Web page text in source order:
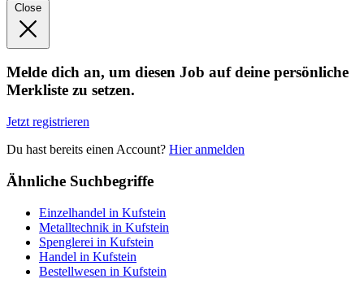
Close
Melde dich an, um diesen Job auf deine persönliche
Merkliste zu setzen.
Jetzt registrieren
Du hast bereits einen Account? Hier anmelden
Ähnliche Suchbegriffe
Einzelhandel in Kufstein
Metalltechnik in Kufstein
Spenglerei in Kufstein
Handel in Kufstein
Bestellwesen in Kufstein